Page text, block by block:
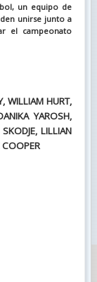
un equipo de
unirse junto a
el campeonato
WILLIAM HURT,
YAROSH,
LILLIAN
COOPER